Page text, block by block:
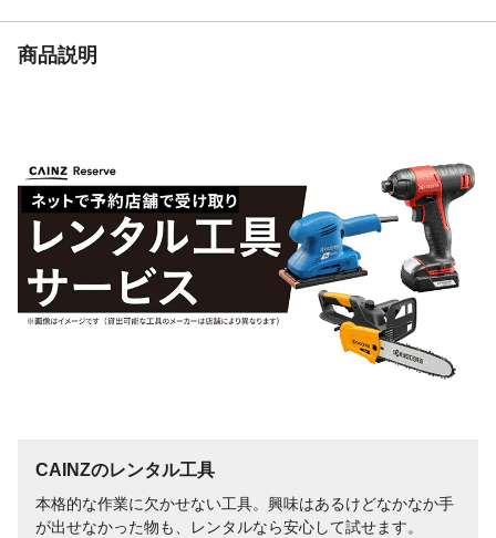
商品説明
CAINZのレンタル工具
本格的な作業に欠かせない工具。興味はあるけどなかなか手
が出せなかった物も、レンタルなら安心して試せます。